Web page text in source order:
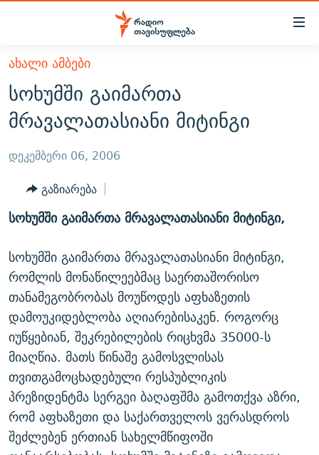
Accessibility
მთავარ
შინაარსზე
დაბრუნება
მთავარ
დაბრუნება
ძიებაზე
დაბრუნება
ᲐᲮᲐᲚᲘ ᲐᲛᲑᲔᲑᲘ
ᲗᲔᲛᲔᲑᲘ
ᲞᲝᲚᲘᲢᲘᲙᲐ
ᲔᲙᲝᲜᲝᲛᲘᲙᲐ
ᲡᲐᲖᲝᲒᲐᲓᲝᲔᲑᲐ
ᲡᲞᲝᲠᲢᲘ
ᲕᲘᲓᲔᲝ
ᲑᲚᲝᲒᲔᲑᲘ
ᲞᲝᲓᲙᲐᲡᲢᲔᲑᲘ
ᲜᲘᲙᲝᲡ ᲞᲝᲓᲙᲐᲡᲢᲘ
60 ᲓᲔᲪᲘᲑᲔᲚᲘ
ᲒᲐᲜᲙᲘᲗᲮᲕᲘᲡ ᲓᲦᲔ
ᲓᲘᲚᲘᲡ ᲡᲐᲣᲑᲠᲔᲑᲘ
ᲛᲝᲚᲐᲞᲐᲠᲐᲙᲔ ᲢᲔᲥᲡᲢᲔᲑᲘ
ᲨᲘᲜ - ᲣᲪᲮᲝᲔᲗᲨᲘ
ᲚᲘᲢᲔᲠᲐᲢᲣᲠᲣᲚᲘ ᲬᲐᲮᲜᲐᲒᲔᲑᲘ
ᲐᲛᲔᲠᲘᲙᲣᲚᲘ ᲛᲝᲗᲮᲠᲝᲑᲐ
ᲘᲛᲞᲔᲠᲘᲐ ᲓᲐ ᲠᲐᲓᲘᲝ
ᲗᲐᲕᲘᲡᲣᲤᲚᲔᲑᲘᲡ ᲛᲝᲜᲘᲢᲝᲠᲘ
ᲤᲔᲜᲝᲕᲐᲜᲘ - 2.10
ᲗᲥᲕᲔᲜᲘ ᲞᲣᲑᲚᲘᲙᲐᲪᲘᲔᲑᲘ
ᲞᲠᲝᲔᲥᲢᲔᲑᲘ
ᲣᲙᲠᲐᲘᲜᲐᲨᲘ ᲓᲐᲦᲣᲞᲣᲚᲘ ᲥᲐᲠᲗᲕᲔᲚᲘ ᲛᲔᲑᲠᲫᲝᲚᲔᲑᲘ - 2022
ᲓᲐᲛᲝᲣᲙᲘᲓᲔᲑᲚᲝᲑᲘᲡ 100 ᲬᲔᲚᲘ
ᲩᲔᲛᲘ ᲡᲘᲙᲕᲓᲘᲚᲘᲡ ᲛᲘᲖᲔᲖᲘᲐ COVID-19
11 ᲬᲔᲚᲘ - 11 ᲐᲛᲑᲐᲕᲘ
ᲡᲐᲞᲐᲠᲚᲐᲛᲔᲜᲢᲝ ᲐᲠᲩᲔᲕᲜᲔᲑᲘᲡ ᲘᲡᲢᲝᲠᲘᲐ
ᲑᲐᲕᲨᲕᲔᲑᲘ ᲞᲠᲝᲡᲢᲘᲢᲣᲪᲘᲐᲨᲘ - ᲐᲛᲝᲣᲗᲥᲛᲔᲚᲘ ᲐᲛᲑᲐᲕᲘ
5 ᲐᲛᲑᲐᲕᲘ - 20 ᲘᲕᲜᲘᲡᲡ ᲓᲐᲨᲐᲕᲔᲑᲣᲚᲔᲑᲘ
ЭХО КАВКАЗА
ᲒᲐᲛᲝᲘᲬᲔᲠᲔ
რთე/რთ-ის ყველა საიტი
ᲐᲮᲐᲚᲘ ᲐᲛᲑᲔᲑᲘ
სოხუმში გაიმართა
მრავალათასიანი მიტინგი
დეკემბერი 06, 2006
გაზიარება
სოხუმში გაიმართა მრავალათასიანი მიტინგი,
სოხუმში გაიმართა მრავალათასიანი მიტინგი,
რომლის მონაწილეებმაც საერთაშორისო
თანამეგობრობას მოუწოდეს აფხაზეთის
დამოუკიდებლობა აღიარებისაკენ. როგორც
იუწყებიან, შეკრებილების რიცხვმა 35000-ს
მიაღწია. მათს წინაშე გამოსვლისას
თვითგამოცხადებული რესპუბლიკის
პრეზიდენტმა სერგეი ბაღაფშმა გამოთქვა აზრი,
რომ აფხაზეთი და საქართველოს ვერასდროს
შეძლებენ ერთიან სახელმწიფოში